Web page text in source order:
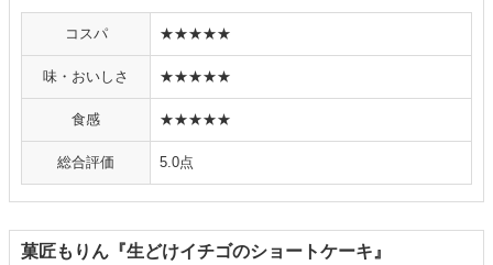
コスパ ★★★★★
味・おいしさ ★★★★★
食感 ★★★★★
総合評価 5.0点
菓匠もりん『生どけイチゴのショートケーキ』